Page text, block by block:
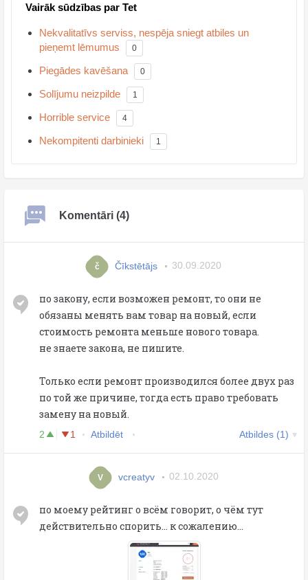
Vairāk sūdzības par Tet
Nekvalitatīvs serviss, nespēja sniegt atbiles un
pieņemt lēmumus
0
Piegādes kavēšana 0
Solījumu neizpilde 1
Horrible service 4
Nekompitenti darbinieki 1
Komentāri (4)
č Čīkstētājs 30.09.2020
по закону, если возможен ремонт, то они не
обязаны менять вам товар на новый, если
стоимость ремонта меньше нового товара.
не знаете закона, не пишите.
Только если ремонт производился более двух раз
по той же причине, тогда есть право требовать
замену на новый.
2 1 Atbildēt Atbildes (1)
V vcreatyv 02.10.2020
по моему рейтинг о всём говорит, о чём тут
действительно спорить... к сожалению...